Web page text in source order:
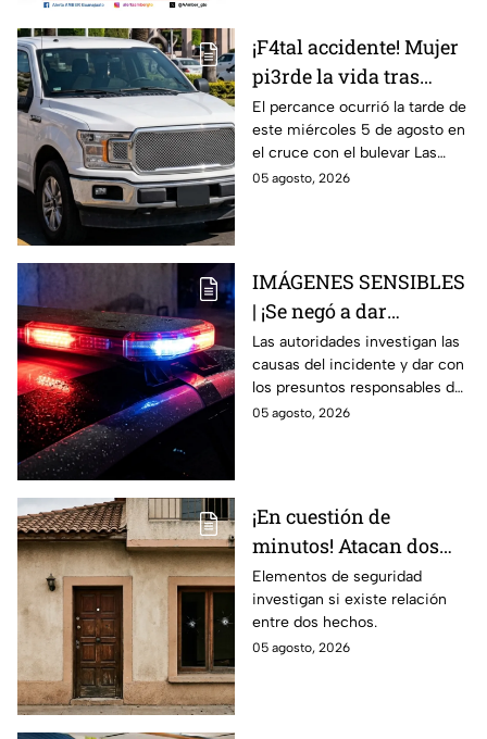
¡F4tal accidente! Mujer
pi3rde la vida tras
chocar con unidad
oficial en Guanajuato;
así sucedió
El percance ocurrió la tarde de
este miércoles 5 de agosto en
el cruce con el bulevar Las
Torres y la calle Rayón.
05 agosto, 2026
IMÁGENES SENSIBLES
| ¡Se negó a dar
información y termina
en trag3dia! Así perdió
la vid4 un velador
mientras laboraba
Las autoridades investigan las
causas del incidente y dar con
los presuntos responsables del
hecho.
05 agosto, 2026
¡En cuestión de
minutos! Atacan dos
viviendas en distinto
puntos en Celaya; así
ocurrió
Elementos de seguridad
investigan si existe relación
entre dos hechos.
05 agosto, 2026